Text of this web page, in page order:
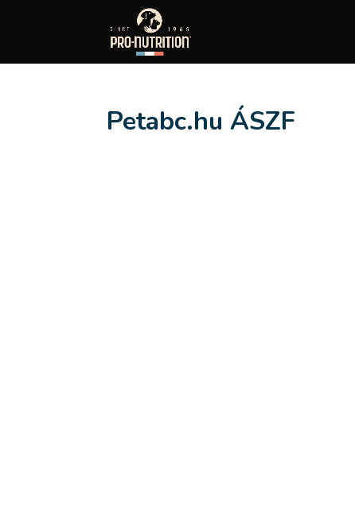
Petabc.hu ÁSZF